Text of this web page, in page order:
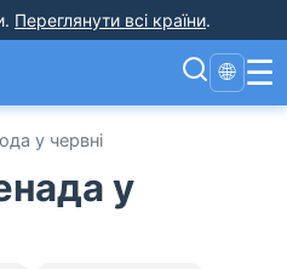
. Переглянути всі країни.
🌐 ☰
у червні
у